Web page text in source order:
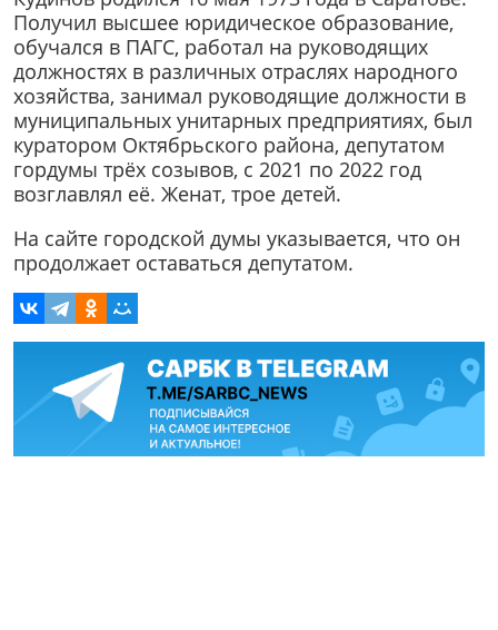
Получил высшее юридическое образование,
обучался в ПАГС, работал на руководящих
должностях в различных отраслях народного
хозяйства, занимал руководящие должности в
муниципальных унитарных предприятиях, был
куратором Октябрьского района, депутатом
гордумы трёх созывов, с 2021 по 2022 год
возглавлял её. Женат, трое детей.
На сайте городской думы указывается, что он
продолжает оставаться депутатом.